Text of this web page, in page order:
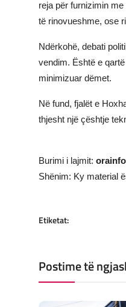
reja për furnizimin
të rinovueshme, ose
Ndërkohë, debati
vendim. Është e
minimizuar dëmet.
Në fund, fjalët e
thjesht një çështje
Burimi i lajmit:
Shënim: Ky material
Etiketat:
Postime të